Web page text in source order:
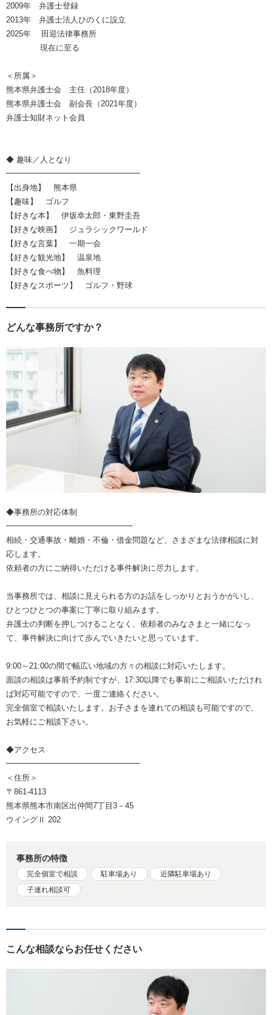
2009年 弁護士登録
2013年 弁護士法人ひのくに設立
2025年 田迎法律事務所
現在に至る
＜所属＞
熊本県弁護士会 主任（2018年度）
熊本県弁護士会 副会長（2021年度）
弁護士知財ネット会員
◆ 趣味／人となり
━━━━━━━━━━━━━━━━━
【出身地】 熊本県
【趣味】 ゴルフ
【好きな本】 伊坂幸太郎・東野圭吾
【好きな映画】 ジュラシックワールド
【好きな言葉】 一期一会
【好きな観光地】 温泉地
【好きな食べ物】 魚料理
【好きなスポーツ】 ゴルフ・野球
どんな事務所ですか？
◆事務所の対応体制
━━━━━━━━━━━━━━━━
相続・交通事故・離婚・不倫・借金問題など、さまざまな法律相談に対
応します。
依頼者の方にご納得いただける事件解決に尽力します。
当事務所では、相談に見えられる方のお話をしっかりとおうかがいし、
ひとつひとつの事案に丁寧に取り組みます。
弁護士の判断を押しつけることなく、依頼者のみなさまと一緒になっ
て、事件解決に向けて歩んでいきたいと思っています。
9:00～21:00の間で幅広い地域の方々の相談に対応いたします。
面談の相談は事前予約制ですが、17:30以降でも事前にご相談いただけれ
ば対応可能ですので、一度ご連絡ください。
完全個室で相談いたします。お子さまを連れての相談も可能ですので、
お気軽にご相談下さい。
◆アクセス
━━━━━━━━━━━━━━━━━
＜住所＞
〒861-4113
熊本県熊本市南区出仲間7丁目3－45
ウイングⅡ 202
事務所の特徴
完全個室で相談 駐車場あり
近隣駐車場あり
子連れ相談可
こんな相談ならお任せください